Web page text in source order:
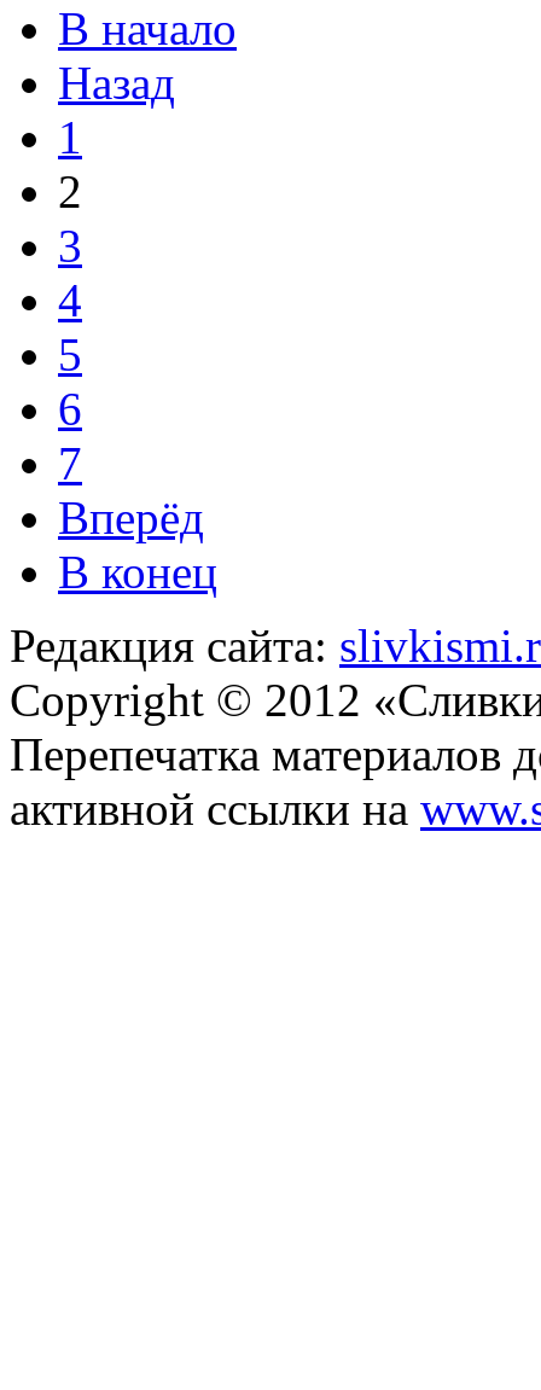
В начало
Назад
1
2
3
4
5
6
7
Вперёд
В конец
Редакция сайта:
Copyright © 2012
Перепечатка материалов
активной ссылки на